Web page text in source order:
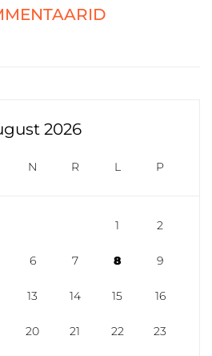
2026
N R L P
1 2
6 7 8 9
13 14 15 16
20 21 22 23